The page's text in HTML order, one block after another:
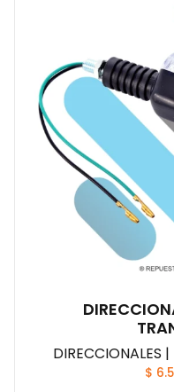
DIRECCIONALES
$